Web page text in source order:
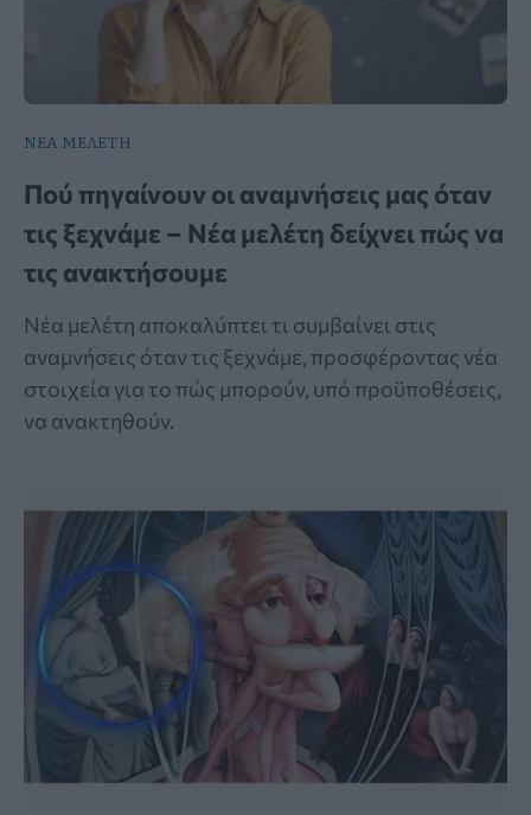
ΝΕΑ ΜΕΛΕΤΗ
Πού πηγαίνουν οι αναμνήσεις μας όταν
τις ξεχνάμε – Νέα μελέτη δείχνει πώς να
τις ανακτήσουμε
Νέα μελέτη αποκαλύπτει τι συμβαίνει στις
αναμνήσεις όταν τις ξεχνάμε, προσφέροντας νέα
στοιχεία για το πώς μπορούν, υπό προϋποθέσεις,
να ανακτηθούν.